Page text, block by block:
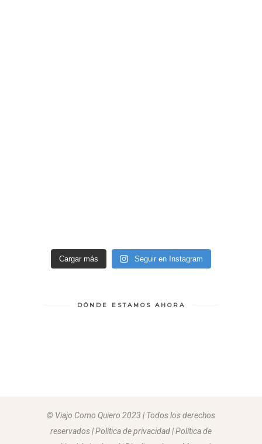
Cargar más Seguir en Instagram
DÓNDE ESTAMOS AHORA
© Viajo Como Quiero 2023 | Todos los derechos
reservados | Política de privacidad | Política de